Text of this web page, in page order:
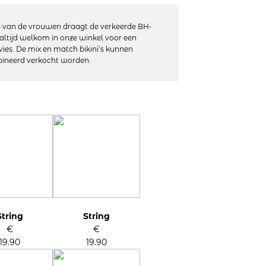
hun naam eer aan want ze zijn bijzonder
dagelijkse favoriet worden.
in vier richtingen
van de vrouwen draagt de verkeerde BH-
welkom in onze winkel voor een
De mix en match bikini’s kunnen
verkocht worden.
€
19.90
String
€
19.90